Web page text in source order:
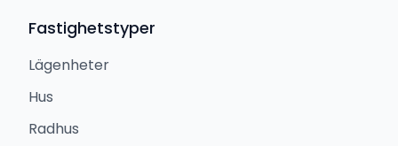
Fastighetstyper
Lägenheter
Hus
Radhus